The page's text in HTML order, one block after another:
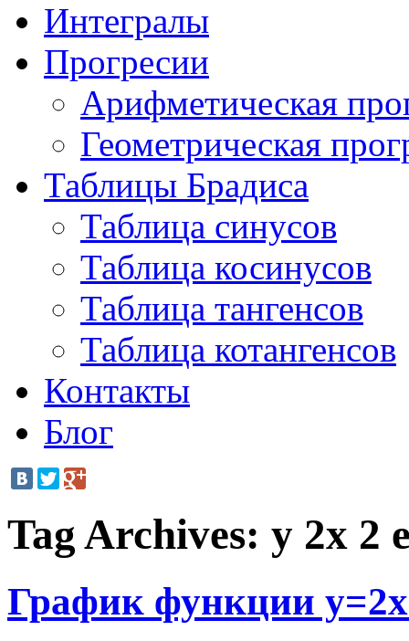
Интегралы
Прогресии
Арифметическая
Геометрическая
Таблицы Брадиса
Таблица синусов
Таблица косинусов
Таблица тангенсов
Таблица котангенсов
Контакты
Блог
Tag Archives: y 2x 2
График функции